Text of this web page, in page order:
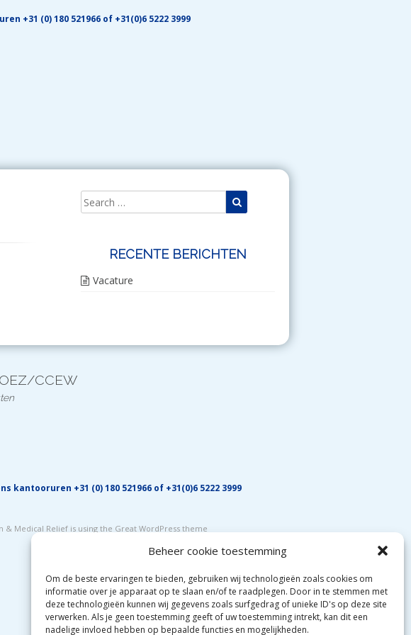
Beheer cookie toestemming
Om de beste ervaringen te bieden, gebruiken wij technologieën zoals cookies om
informatie over je apparaat op te slaan en/of te raadplegen. Door in te stemmen met
deze technologieën kunnen wij gegevens zoals surfgedrag of unieke ID's op deze site
verwerken. Als je geen toestemming geeft of uw toestemming intrekt, kan dit een
nadelige invloed hebben op bepaalde functies en mogelijkheden.
+31 (0) 180 521966 of +31(0)6 5222 3999
RECENTE BERICHTEN
Vacature
CCEW
kantooruren +31 (0) 180 521966 of +31(0)6 5222 3999
& Medical Relief is using the Great WordPress theme